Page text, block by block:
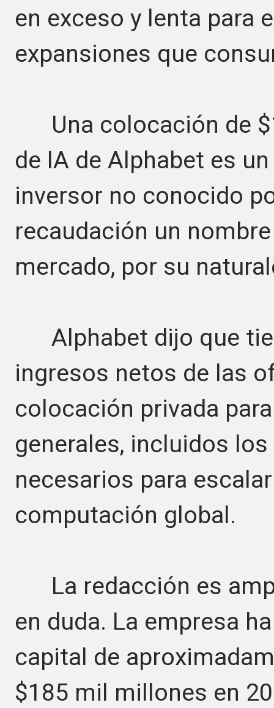
en exceso y lenta para
expansiones que
Una colocación de
de IA de Alphabet es
inversor no conocido
recaudación un
mercado, por su
Alphabet dijo que
ingresos netos de las
colocación privada
generales, incluidos
necesarios para
computación global.
La redacción es
en duda. La empresa
capital de
$185 mil millones en